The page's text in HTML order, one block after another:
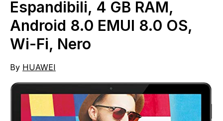
Espandibili, 4 GB RAM,
Android 8.0 EMUI 8.0 OS,
Wi-Fi, Nero
By HUAWEI